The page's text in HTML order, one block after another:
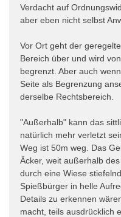
Verdacht auf
aber eben nicht selbst
Vor Ort geht der
Bereich über und wird
begrenzt. Aber auch
Seite als Begrenzung
derselbe Rechtsbereich.
"Außerhalb" kann das
natürlich mehr verletzt
Weg ist 50m weg. Das
Äcker, weit außerhalb
durch eine Wiese
Spießbürger in helle
Details zu erkennen
macht, teils ausdrücklich